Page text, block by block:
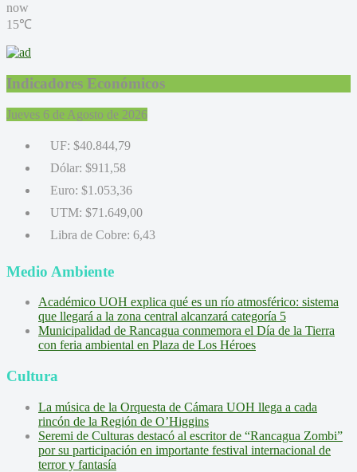
now
15℃
Indicadores Económicos
Jueves 6 de Agosto de 2026
UF: $40.844,79
Dólar: $911,58
Euro: $1.053,36
UTM: $71.649,00
Libra de Cobre: 6,43
Medio Ambiente
Académico UOH explica qué es un río atmosférico: sistema
que llegará a la zona central alcanzará categoría 5
Municipalidad de Rancagua conmemora el Día de la Tierra
con feria ambiental en Plaza de Los Héroes
Cultura
La música de la Orquesta de Cámara UOH llega a cada
rincón de la Región de O’Higgins
Seremi de Culturas destacó al escritor de “Rancagua Zombi”
por su participación en importante festival internacional de
terror y fantasía